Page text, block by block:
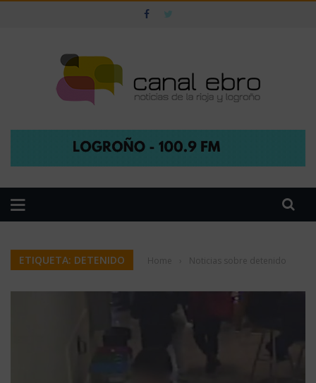
ETIQUETA: DETENIDO Home Noticias sobre detenido